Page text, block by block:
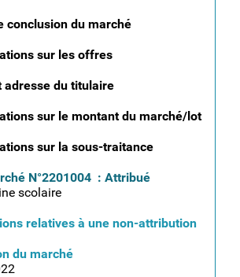
conclusion du marché
sur les offres
adresse du titulaire
sur le montant du marché/lot
sur la sous-traitance
N°2201004 : Attribué
scolaire
relatives à une non-attribution
du marché